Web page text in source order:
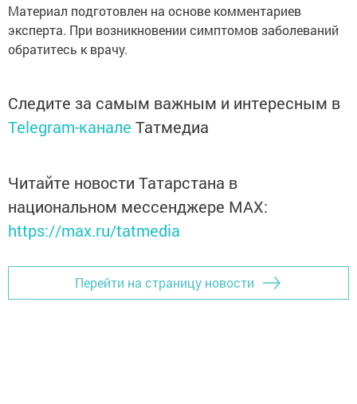
Материал подготовлен на основе комментариев
эксперта. При возникновении симптомов заболеваний
обратитесь к врачу.
Следите за самым важным и интересным в
Telegram-канале Татмедиа
Читайте новости Татарстана в
национальном мессенджере MАХ:
https://max.ru/tatmedia
Перейти на страницу новости